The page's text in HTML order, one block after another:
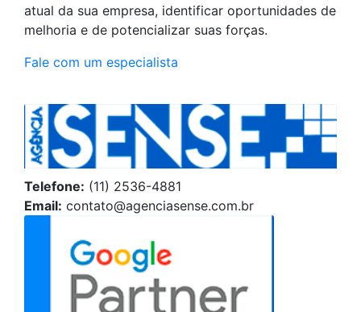
atual da sua empresa, identificar oportunidades de
melhoria e de potencializar suas forças.
Fale com um especialista
Telefone: (11) 2536-4881
Email: contato@agenciasense.com.br